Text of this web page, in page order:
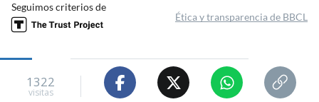
Seguimos criterios de
Ética y transparencia de BBCL
1322
visitas